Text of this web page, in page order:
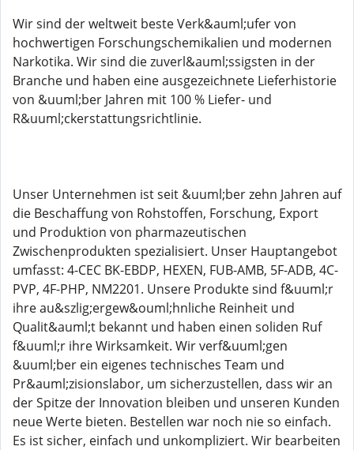
Wir sind der weltweit beste Verk&auml;ufer von
hochwertigen Forschungschemikalien und modernen
Narkotika. Wir sind die zuverl&auml;ssigsten in der
Branche und haben eine ausgezeichnete Lieferhistorie
von &uuml;ber Jahren mit 100 % Liefer- und
R&uuml;ckerstattungsrichtlinie.
Unser Unternehmen ist seit &uuml;ber zehn Jahren auf
die Beschaffung von Rohstoffen, Forschung, Export
und Produktion von pharmazeutischen
Zwischenprodukten spezialisiert. Unser Hauptangebot
umfasst: 4-CEC BK-EBDP, HEXEN, FUB-AMB, 5F-ADB, 4C-
PVP, 4F-PHP, NM2201. Unsere Produkte sind f&uuml;r
ihre au&szlig;ergew&ouml;hnliche Reinheit und
Qualit&auml;t bekannt und haben einen soliden Ruf
f&uuml;r ihre Wirksamkeit. Wir verf&uuml;gen
&uuml;ber ein eigenes technisches Team und
Pr&auml;zisionslabor, um sicherzustellen, dass wir an
der Spitze der Innovation bleiben und unseren Kunden
neue Werte bieten. Bestellen war noch nie so einfach.
Es ist sicher, einfach und unkompliziert. Wir bearbeiten